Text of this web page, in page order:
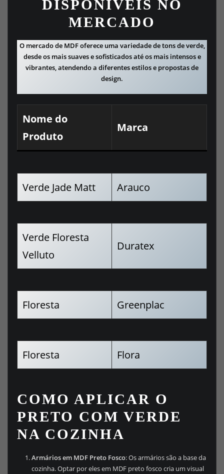
DISPONÍVEIS NO
MERCADO
O mercado de MDF oferece uma variedade de tons de verde,
desde os mais suaves e sofisticados até os mais intensos e
vibrantes, atendendo a diferentes estilos e propostas de
design.
Nome do
Produto
Marca
Verde Jade Matt Arauco
Verde Floresta
Velluto
Duratex
Floresta Greenplac
Floresta Flora
COMO APLICAR O
PRETO COM VERDE
NA COZINHA
Armários em MDF Preto Fosco: Os armários são a base da
cozinha. Optar por eles em MDF preto fosco cria um visual